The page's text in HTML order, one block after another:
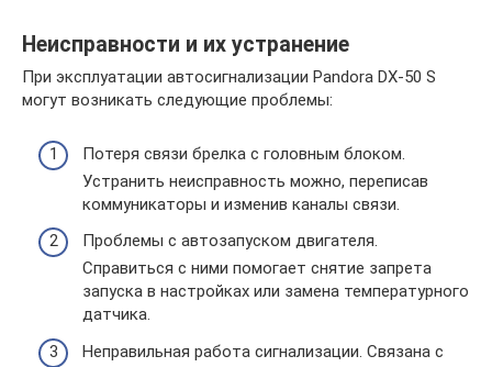
Неисправности и их устранение
При эксплуатации автосигнализации Pandora DX-50 S
могут возникать следующие проблемы:
Потеря связи брелка с головным блоком.
Устранить неисправность можно, переписав
коммуникаторы и изменив каналы связи.
Проблемы с автозапуском двигателя.
Справиться с ними помогает снятие запрета
запуска в настройках или замена температурного
датчика.
Неправильная работа сигнализации. Связана с